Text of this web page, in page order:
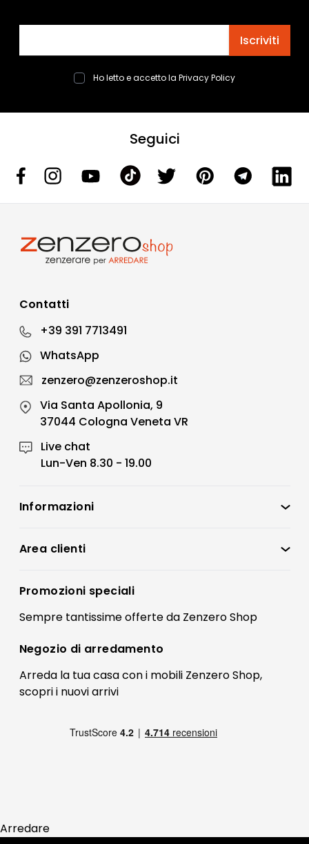
Iscriviti
Ho letto e accetto la Privacy Policy
Seguici
Contatti
+39 391 7713491
WhatsApp
zenzero@zenzeroshop.it
Via Santa Apollonia, 9
37044 Cologna Veneta VR
Live chat
Lun-Ven 8.30 - 19.00
Informazioni
Condizioni di vendita
Preferenze Cookies
Termini e condizioni
Contatti
FAQ
Pagamenti
Area clienti
Registrati
Il mio account
Promozioni speciali
Sempre tantissimeofferteda Zenzero Shop
Negozio di arredamento
Arreda la tua casa con i mobili Zenzero Shop,
scopri i nuovi arrivi
Arredare